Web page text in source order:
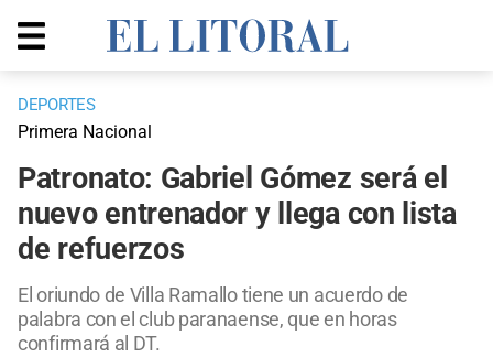
DEPORTES
Primera Nacional
Patronato: Gabriel Gómez será el
nuevo entrenador y llega con lista
de refuerzos
El oriundo de Villa Ramallo tiene un acuerdo de
palabra con el club paranaense, que en horas
confirmará al DT.